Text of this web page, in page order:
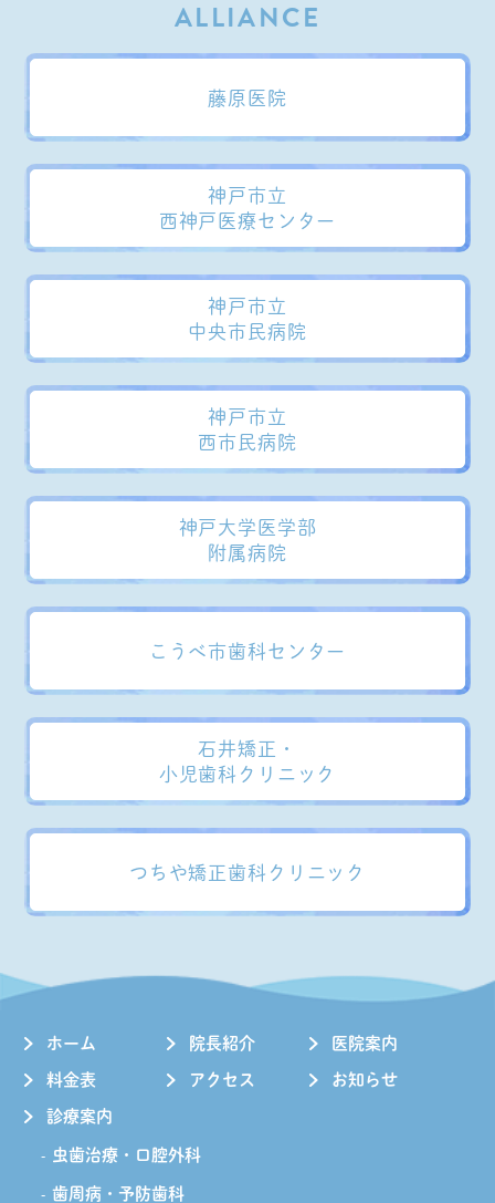
藤原医院
神戸市立
西神戸医療センター
神戸市立
中央市民病院
神戸市立
西市民病院
神戸大学医学部
附属病院
こうべ市歯科センター
石井矯正・
小児歯科クリニック
つちや矯正歯科クリニック
ホーム 院長紹介 医院案内
料金表 アクセス お知らせ
診療案内
虫歯治療・口腔外科
歯周病・予防歯科